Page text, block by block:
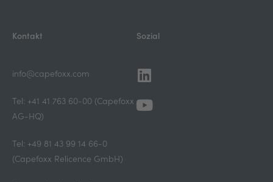
Kontakt
info@capefoxx.com
Tel: +41 41 763 60-00 (Capefoxx
AG-HQ)
Tel: +49 81 43 99 14 66-0
(Capefoxx Relicence GmbH)
Sozial
Linkedin
Youtube